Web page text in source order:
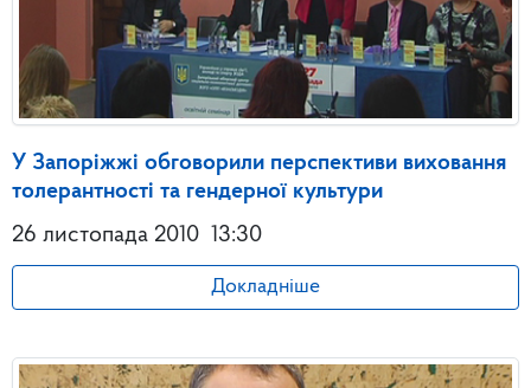
У Запоріжжі обговорили перспективи виховання
толерантності та гендерної культури
26 листопада 2010 13:30
Докладніше